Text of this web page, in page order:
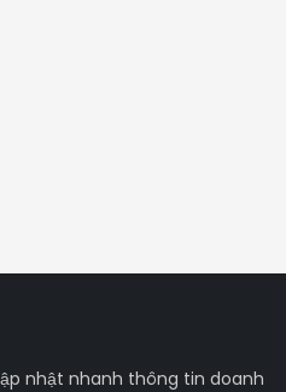
nhật nhanh thông tin doanh